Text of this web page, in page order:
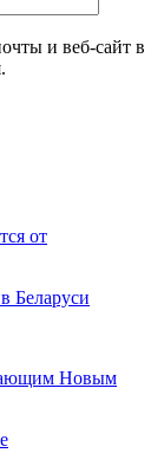
и веб-сайт в
от
Беларуси
Новым